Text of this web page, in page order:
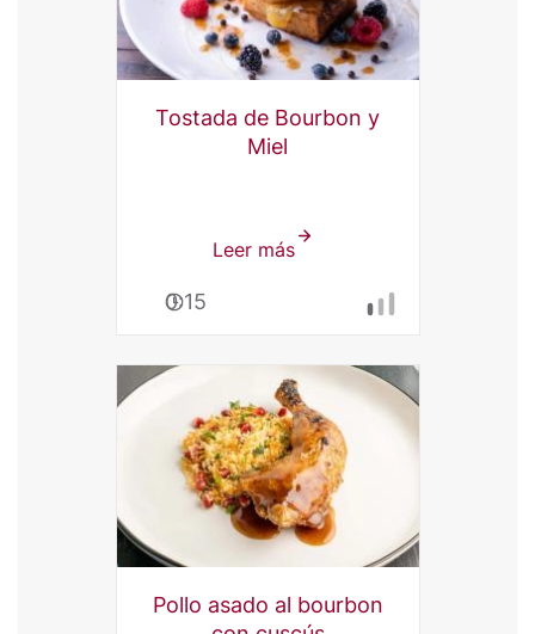
Tostada de Bourbon y
Miel
Leer mássobre
y
Miel
0:15
Pollo asado al bourbon